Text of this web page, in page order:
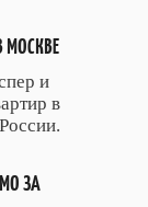
МОСКВЕ
и
в
ЗА